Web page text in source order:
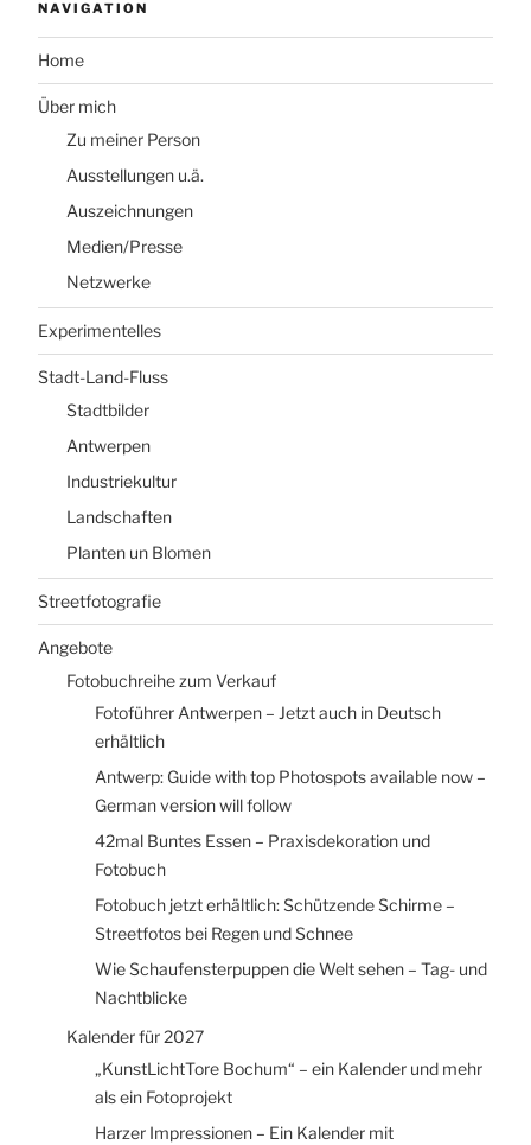
NAVIGATION
Home
Über mich
Zu meiner Person
Ausstellungen u.ä.
Auszeichnungen
Medien/Presse
Netzwerke
Experimentelles
Stadt-Land-Fluss
Stadtbilder
Antwerpen
Industriekultur
Landschaften
Planten un Blomen
Streetfotografie
Angebote
Fotobuchreihe zum Verkauf
Fotoführer Antwerpen – Jetzt auch in Deutsch
erhältlich
Antwerp: Guide with top Photospots available now –
German version will follow
42mal Buntes Essen – Praxisdekoration und
Fotobuch
Fotobuch jetzt erhältlich: Schützende Schirme –
Streetfotos bei Regen und Schnee
Wie Schaufensterpuppen die Welt sehen – Tag- und
Nachtblicke
Kalender für 2027
„KunstLichtTore Bochum“ – ein Kalender und mehr
als ein Fotoprojekt
Harzer Impressionen – Ein Kalender mit